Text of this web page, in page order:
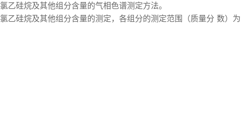
硅烷及其他组分含量的气相色谱测定方法。
乙硅烷及其他组分含量的测定，各组分的测定范围（质量分 数）为